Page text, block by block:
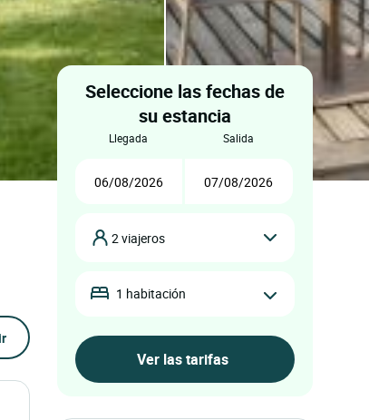
Seleccione las fechas de
su estancia
llegada salida
2 viajeros
1 habitación